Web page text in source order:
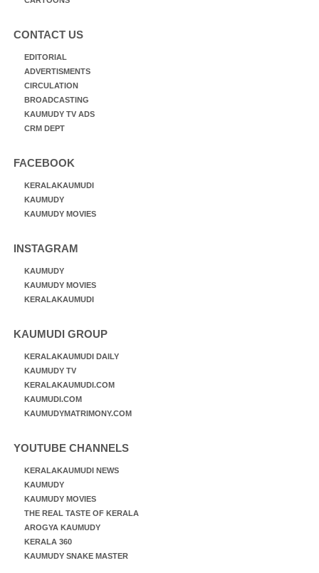
CONTACT US
EDITORIAL
ADVERTISMENTS
CIRCULATION
BROADCASTING
KAUMUDY TV ADS
CRM DEPT
FACEBOOK
KERALAKAUMUDI
KAUMUDY
KAUMUDY MOVIES
INSTAGRAM
KAUMUDY
KAUMUDY MOVIES
KERALAKAUMUDI
KAUMUDI GROUP
KERALAKAUMUDI DAILY
KAUMUDY TV
KERALAKAUMUDI.COM
KAUMUDI.COM
KAUMUDYMATRIMONY.COM
YOUTUBE CHANNELS
KERALAKAUMUDI NEWS
KAUMUDY
KAUMUDY MOVIES
THE REAL TASTE OF KERALA
AROGYA KAUMUDY
KERALA 360
KAUMUDY SNAKE MASTER